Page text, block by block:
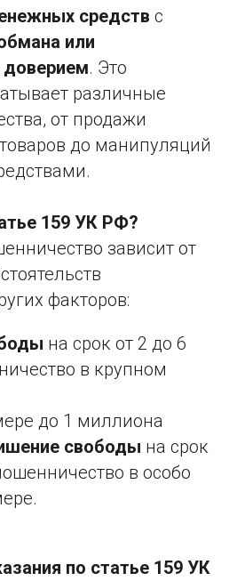
средств с
или
доверием. Это
различные
от продажи
до манипуляций
159 УК РФ?
зависит от
факторов:
на срок от 2 до 6
в крупном
до 1 миллиона
свободы на срок
в особо
по статье 159 УК